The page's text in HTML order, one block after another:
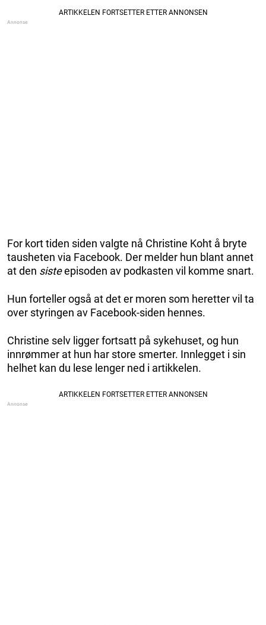
For kort tiden siden valgte nå Christine Koht å bryte
tausheten via Facebook. Der melder hun blant annet
at den sisteepisoden av podkasten vil komme snart.
Hun forteller også at det er moren som heretter vil ta
over styringen av Facebook-siden hennes.
Christine selv ligger fortsatt på sykehuset, og hun
innrømmer at hun har store smerter. Innlegget i sin
helhet kan du lese lenger ned i artikkelen.